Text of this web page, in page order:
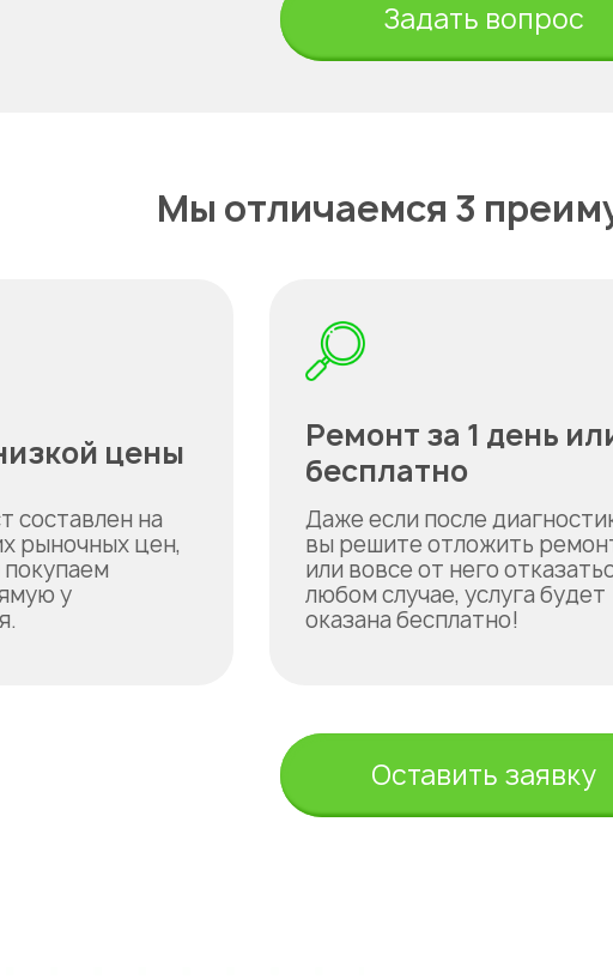
Задать вопрос
Мы отличаемся 3
цены
составлен на
рыночных цен,
у
Ремонт за 1 день
бесплатно
Даже если после
вы решите отложить
или вовсе от него
любом случае, услуга будет
оказана бесплатно!
Оставить заявку